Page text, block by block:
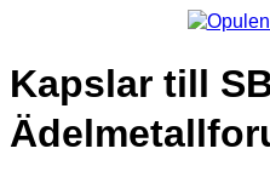
Kapslar till